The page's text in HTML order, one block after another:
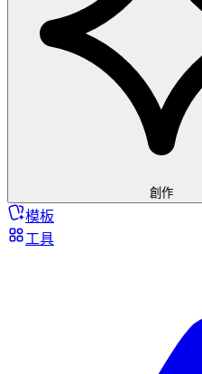
創作
模板
工具